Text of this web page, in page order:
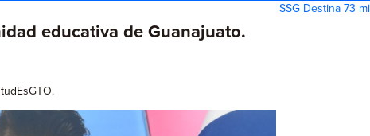
SSG Destina 73
educativa de Guanajuato.